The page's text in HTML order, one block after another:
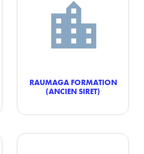
RAUMAGA FORMATION
(ANCIEN SIRET)